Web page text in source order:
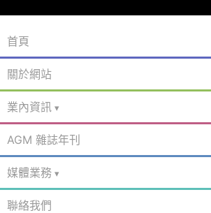
首頁
關於網站
業內資訊
AGM 雜誌年刊
媒體業務
聯絡我們